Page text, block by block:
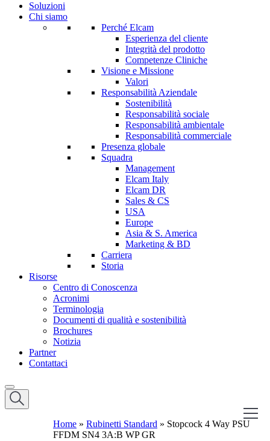
Soluzioni
Chi siamo
Perché Elcam
Esperienza del cliente
Integrità del prodotto
Competenze Cliniche
Visione e Missione
Valori
Responsabilità Aziendale
Sostenibilità
Responsabilità sociale
Responsabilità ambientale
Responsabilità commerciale
Presenza globale
Squadra
Management
Elcam Italy
Elcam DR
Sales & CS
USA
Europe
Asia & S. America
Marketing & BD
Carriera
Storia
Risorse
Centro di Conoscenza
Acronimi
Terminologia
Documenti di qualità e sostenibilità
Brochures
Notizia
Partner
Contattaci
Home » Rubinetti Standard » Stopcock 4 Way PSU
FFDM SN4 3A:B WP GR